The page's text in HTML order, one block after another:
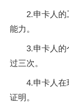
2.申卡人的
能力。
3.申卡人的
过三次。
4.申卡人在
证明。